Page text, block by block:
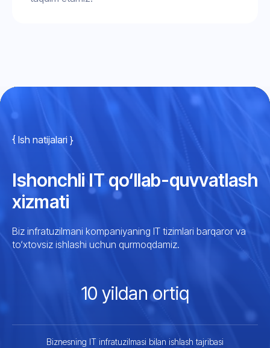
{ Ish natijalari }
Ishonchli IT qo‘llab-quvvatlash
xizmati
Biz infratuzilmani kompaniyaning IT tizimlari barqaror va
to‘xtovsiz ishlashi uchun qurmoqdamiz.
10 yildan ortiq
Biznesning IT infratuzilmasi bilan ishlash tajribasi